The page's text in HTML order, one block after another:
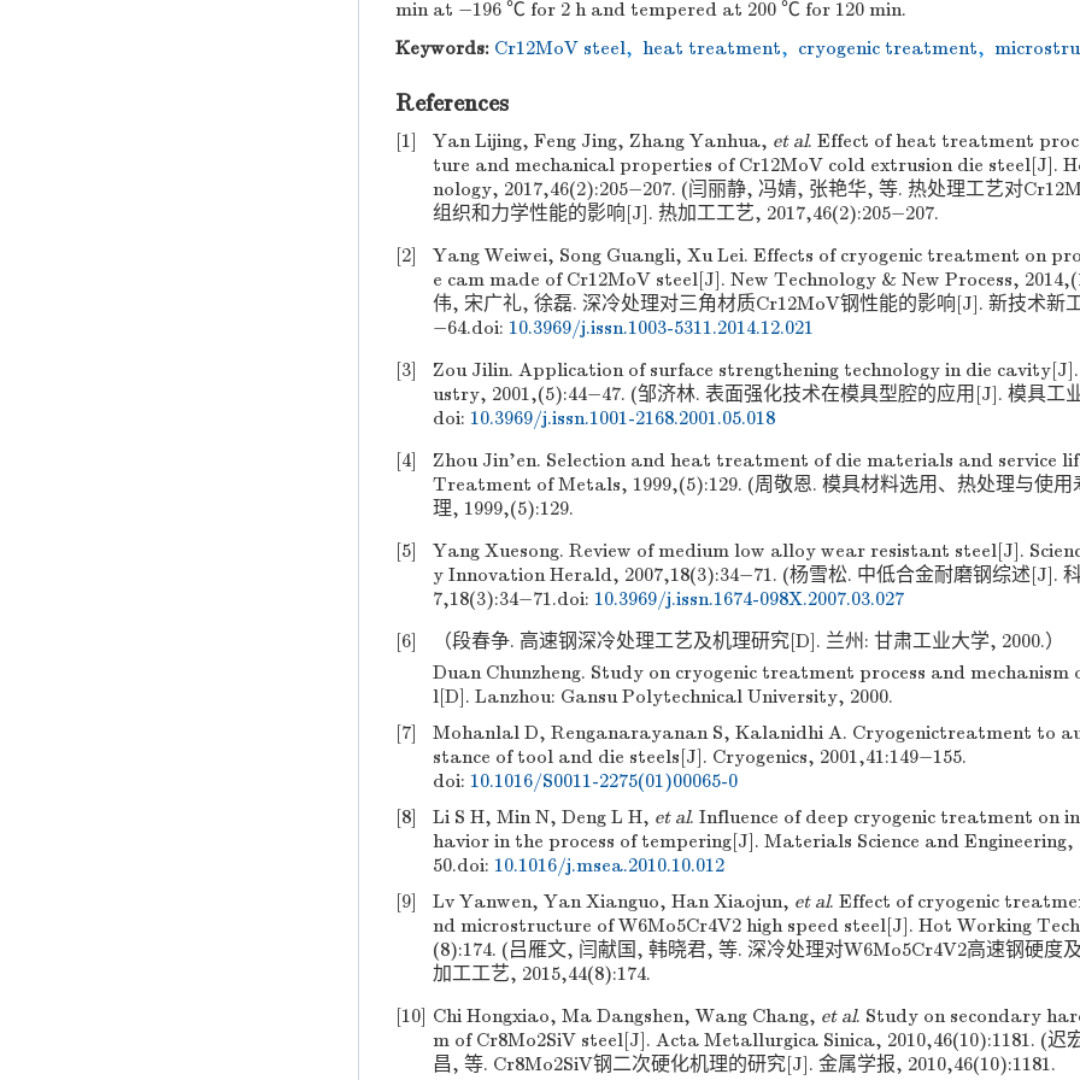
min at −196 ℃ for 2 h and tempered at 200 ℃ for 120 min.
Keywords: Cr12MoV steel, heat treatment, cryogenic treatment,
References
[1] Yan Lijing, Feng Jing, Zhang Yanhua, et al. Effect of heat treatment
ture and mechanical properties of Cr12MoV cold extrusion die steel[J].
nology, 2017,46(2):205−207. (闫丽静, 冯婧, 张艳华, 等. 热处理工艺对
组织和力学性能的影响[J]. 热加工工艺, 2017,46(2):205−207.
[2]
Yang Weiwei, Song Guangli, Xu Lei. Effects of cryogenic treatment on
e cam made of Cr12MoV steel[J]. New Technology & New Process,
伟, 宋广礼, 徐磊. 深冷处理对三角材质Cr12MoV钢性能的影响[J]. 新技术新
−64.doi: 10.3969/j.issn.1003-5311.2014.12.021
[3]
Zou Jilin. Application of surface strengthening technology in die
ustry, 2001,(5):44−47. (邹济林. 表面强化技术在模具型腔的应用[J]. 模具工
doi: 10.3969/j.issn.1001-2168.2001.05.018
[4]
Zhou Jin’en. Selection and heat treatment of die materials and service
Treatment of Metals, 1999,(5):129. (周敬恩. 模具材料选用、热处理与使用
理, 1999,(5):129.
[5]
Yang Xuesong. Review of medium low alloy wear resistant steel[J].
y Innovation Herald, 2007,18(3):34−71. (杨雪松. 中低合金耐磨钢综述[J].
7,18(3):34−71.doi: 10.3969/j.issn.1674-098X.2007.03.027
[6]
（段春争. 高速钢深冷处理工艺及机理研究[D]. 兰州: 甘肃工业大学, 2000.）
Duan Chunzheng. Study on cryogenic treatment process and mechanism
l[D]. Lanzhou: Gansu Polytechnical University, 2000.
[7]
Mohanlal D, Renganarayanan S, Kalanidhi A. Cryogenictreatment to
stance of tool and die steels[J]. Cryogenics, 2001,41:149−155.
doi: 10.1016/S0011-2275(01)00065-0
[8]
Li S H, Min N, Deng L H, et al. Influence of deep cryogenic treatment on
havior in the process of tempering[J]. Materials Science and Engineering,
50.doi: 10.1016/j.msea.2010.10.012
[9]
Lv Yanwen, Yan Xianguo, Han Xiaojun, et al. Effect of cryogenic
nd microstructure of W6Mo5Cr4V2 high speed steel[J]. Hot Working
(8):174. (吕雁文, 闫献国, 韩晓君, 等. 深冷处理对W6Mo5Cr4V2高速钢硬度
加工工艺, 2015,44(8):174.
[10] Chi Hongxiao, Ma Dangshen, Wang Chang, et al. Study on secondary
m of Cr8Mo2SiV steel[J]. Acta Metallurgica Sinica, 2010,46(10):1181. (迟
昌, 等. Cr8Mo2SiV钢二次硬化机理的研究[J]. 金属学报, 2010,46(10):1181.